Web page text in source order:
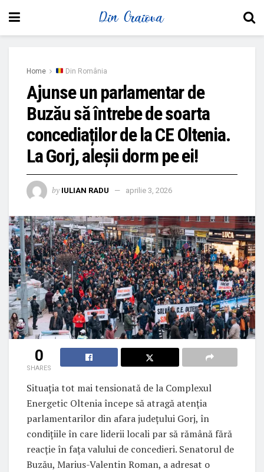
Home Din România
Ajunse un parlamentar de
Buzău să întrebe de soarta
concediaților de la CE Oltenia.
La Gorj, aleșii dorm pe ei!
by IULIAN RADU aprilie 3, 2026
0
SHARES
Situația tot mai tensionată de la Complexul
Energetic Oltenia începe să atragă atenția
parlamentarilor din afara județului Gorj, în
condițiile în care liderii locali par să rămână fără
reacție în fața valului de concedieri. Senatorul de
Buzău, Marius-Valentin Roman, a adresat o